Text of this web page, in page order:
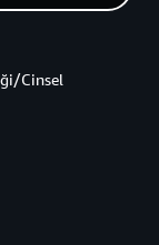
Cinsel